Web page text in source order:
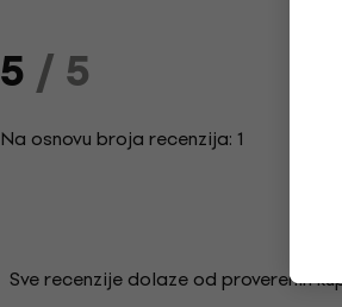
5/ 5
Na osnovu broja recenzija: 1
Sve recenzije dolaze od proverenih